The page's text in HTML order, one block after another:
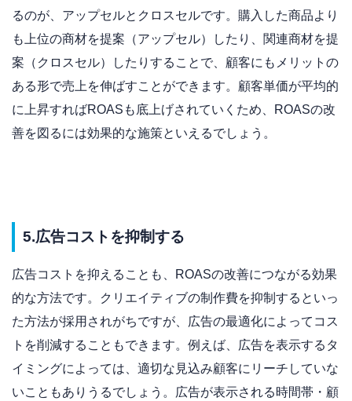
るのが、アップセルとクロスセルです。購入した商品より
も上位の商材を提案（アップセル）したり、関連商材を提
案（クロスセル）したりすることで、顧客にもメリットの
ある形で売上を伸ばすことができます。顧客単価が平均的
に上昇すればROASも底上げされていくため、ROASの改
善を図るには効果的な施策といえるでしょう。
5.広告コストを抑制する
広告コストを抑えることも、ROASの改善につながる効果
的な方法です。クリエイティブの制作費を抑制するといっ
た方法が採用されがちですが、広告の最適化によってコス
トを削減することもできます。例えば、広告を表示するタ
イミングによっては、適切な見込み顧客にリーチしていな
いこともありうるでしょう。広告が表示される時間帯・顧